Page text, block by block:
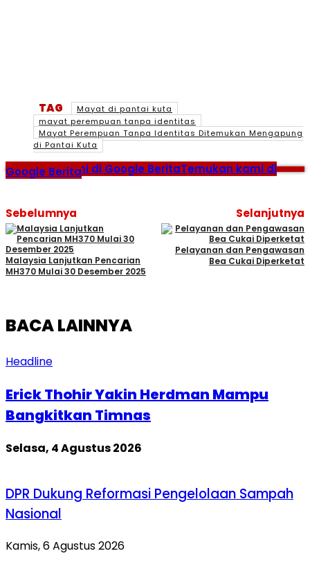
TAG
Mayat di pantai kuta
mayat perempuan tanpa identitas
Mayat Perempuan Tanpa Identitas Ditemukan Mengapung
di Pantai Kuta
Temukan kami di Google BeritaTemukan kami di
Google Berita
Sebelumnya
Malaysia Lanjutkan Pencarian
MH370 Mulai 30 Desember 2025
Selanjutnya
Pelayanan dan Pengawasan
Bea Cukai Diperketat
BACA LAINNYA
Headline
Erick Thohir Yakin Herdman Mampu
Bangkitkan Timnas
Selasa, 4 Agustus 2026
DPR Dukung Reformasi Pengelolaan Sampah
Nasional
Kamis, 6 Agustus 2026